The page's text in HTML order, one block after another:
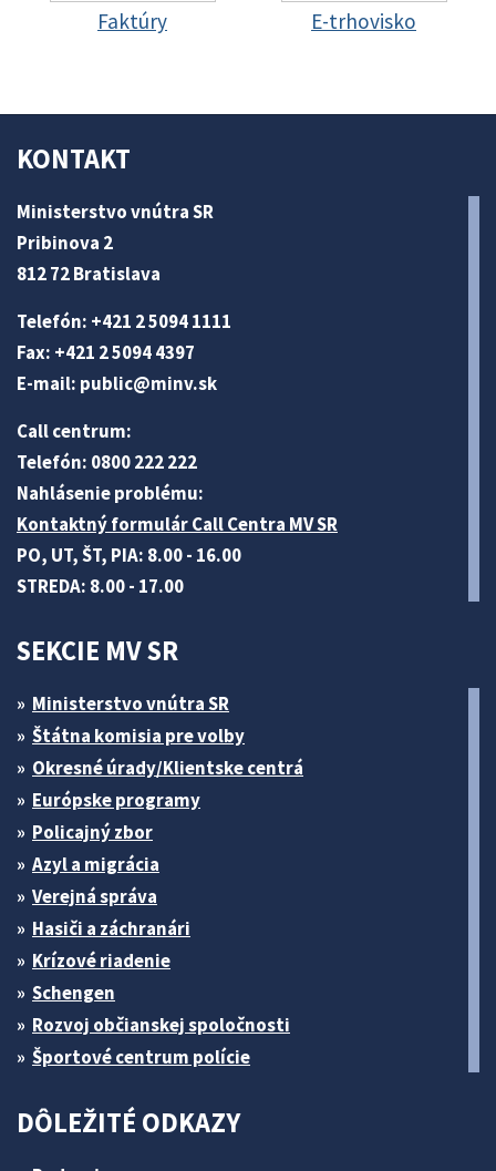
Faktúry E-trhovisko
KONTAKT
Ministerstvo vnútra SR
Pribinova 2
812 72 Bratislava
Telefón: +421 2 5094 1111
Fax: +421 2 5094 4397
E-mail: public@minv.sk
Call centrum:
Telefón: 0800 222 222
Nahlásenie problému:
Kontaktný formulár Call Centra MV SR
PO, UT, ŠT, PIA: 8.00 - 16.00
STREDA: 8.00 - 17.00
SEKCIE MV SR
Ministerstvo vnútra SR
Štátna komisia pre volby
Okresné úrady/Klientske centrá
Európske programy
Policajný zbor
Azyl a migrácia
Verejná správa
Hasiči a záchranári
Krízové riadenie
Schengen
Rozvoj občianskej spoločnosti
Športové centrum polície
DÔLEŽITÉ ODKAZY